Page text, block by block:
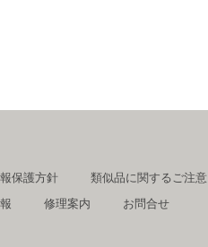
保護方針
類似品に関するご注意
修理案内 お問合せ